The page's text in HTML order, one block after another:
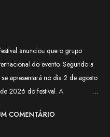
anunciou que o grupo
do evento. Segundo a
apresentará no dia 2 de agosto
2026 do festival. A
Okinawa Kenjin do Brasil
de 1926 . Além do centenário
COMENTÁRIO